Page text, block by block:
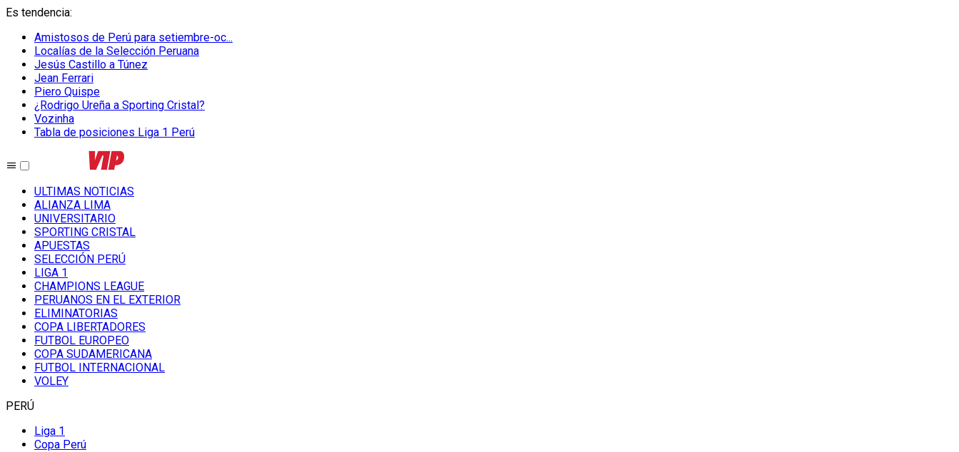
Es tendencia:
Amistosos de Perú para setiembre-oc...
Localías de la Selección Peruana
Jesús Castillo a Túnez
Jean Ferrari
Piero Quispe
¿Rodrigo Ureña a Sporting Cristal?
Vozinha
Tabla de posiciones Liga 1 Perú
ULTIMAS NOTICIAS
ALIANZA LIMA
UNIVERSITARIO
SPORTING CRISTAL
APUESTAS
SELECCIÓN PERÚ
LIGA 1
CHAMPIONS LEAGUE
PERUANOS EN EL EXTERIOR
ELIMINATORIAS
COPA LIBERTADORES
FUTBOL EUROPEO
COPA SUDAMERICANA
FUTBOL INTERNACIONAL
VOLEY
PERÚ
Liga 1
Copa Perú